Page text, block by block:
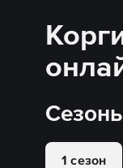
1 сезон